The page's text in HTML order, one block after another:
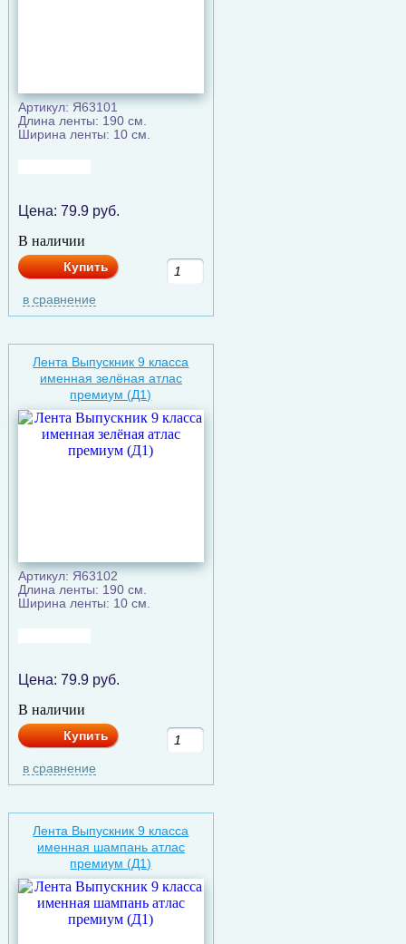
Артикул: Я63101
Длина ленты: 190 см.
Ширина ленты: 10 см.
Цена: 79.9руб.
В наличии
Купить
в сравнение
Лента Выпускник 9 класса
именная зелёная атлас
премиум (Д1)
Артикул: Я63102
Длина ленты: 190 см.
Ширина ленты: 10 см.
Цена: 79.9руб.
В наличии
Купить
в сравнение
Лента Выпускник 9 класса
именная шампань атлас
премиум (Д1)